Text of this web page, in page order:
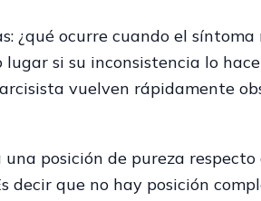
¿qué ocurre cuando el
si su inconsistencia lo
vuelven rápidamente
posición de pureza
decir que no hay posición